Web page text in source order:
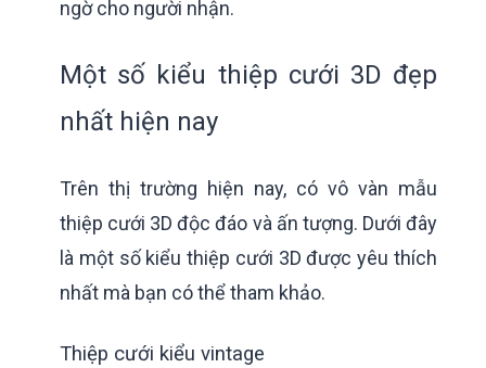
ngờ cho người nhận.
Một số kiểu thiệp cưới 3D đẹp
nhất hiện nay
Trên thị trường hiện nay, có vô vàn mẫu
thiệp cưới 3D độc đáo và ấn tượng. Dưới đây
là một số kiểu thiệp cưới 3D được yêu thích
nhất mà bạn có thể tham khảo.
Thiệp cưới kiểu vintage